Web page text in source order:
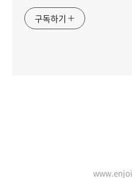
구독하기